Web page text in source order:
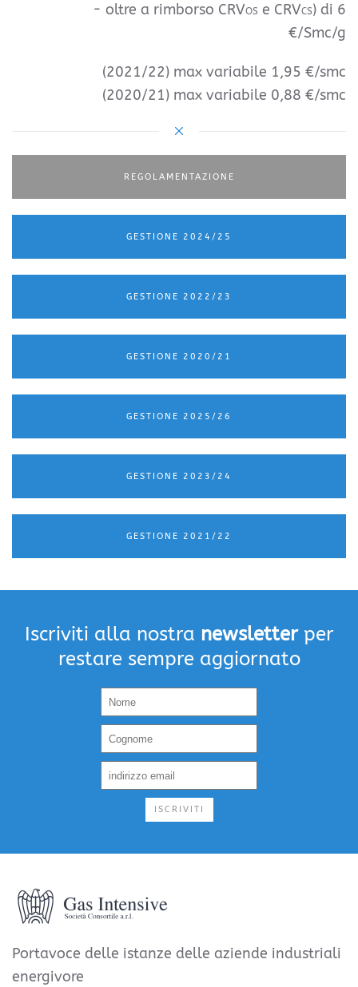
- oltre a rimborso CRVOS e CRVCS) di 6
€/Smc/g
(2021/22) max variabile 1,95 €/smc
(2020/21) max variabile 0,88 €/smc
REGOLAMENTAZIONE
GESTIONE 2024/25
GESTIONE 2022/23
GESTIONE 2020/21
GESTIONE 2025/26
GESTIONE 2023/24
GESTIONE 2021/22
Iscriviti alla nostra newsletterper
restare sempre aggiornato
ISCRIVITI
Portavoce delle istanze delle aziende industriali
energivore